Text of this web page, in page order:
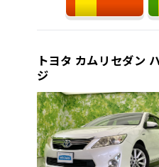
トヨタ カムリセダン
ジ